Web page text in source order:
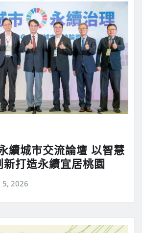
續城市交流論壇 以智慧
打造永續宜居桃園
5, 2026